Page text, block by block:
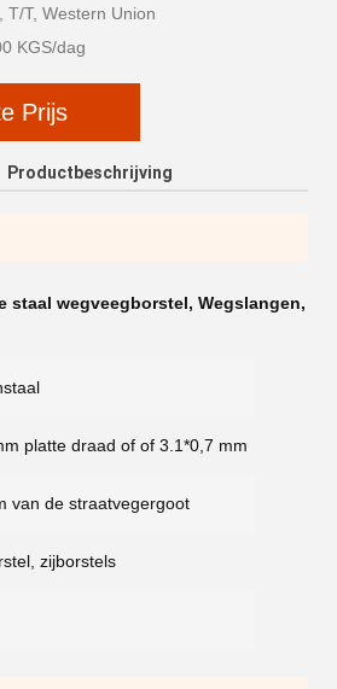
T/T, Western Union
KGS/dag
Prijs
Productbeschrijving
staal wegveegborstel, Wegslangen,
platte draad of of 3.1*0,7 mm
van de straatvegergoot
zijborstels